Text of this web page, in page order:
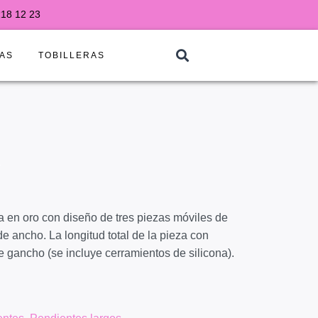
12 23
TOBILLERAS
en oro con diseño de tres piezas móviles de
ancho. La longitud total de la pieza con
gancho (se incluye cerramientos de silicona).